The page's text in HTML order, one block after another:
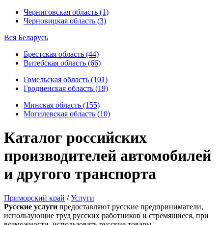
Черниговская область (1)
Черновицкая область (3)
Вся Беларусь
Брестская область (44)
Витебская область (66)
Гомельская область (101)
Гродненская область (19)
Минская область (155)
Могилевская область (10)
Каталог российских
производителей автомобилей
и другого транспорта
Приморский край /Услуги
Русские услуги предоставляют русские предприниматели,
использующие труд русских работников и стремящиеся, при